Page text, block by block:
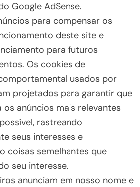
Google AdSense.
para compensar os
deste site e
para futuros
Os cookies de
usados ​​por
projetados para garantir que
os anúncios mais relevantes
rastreando
seus interesses e
coisas semelhantes que
seu interesse.
anunciam em nosso nome e